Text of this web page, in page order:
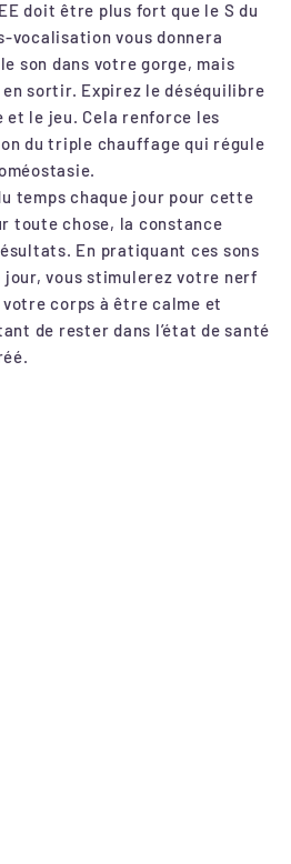
doit être plus fort que le S du
vocalisation vous donnera
son dans votre gorge, mais
sortir. Expirez le déséquilibre
et le jeu. Cela renforce les
du triple chauffage qui régule
temps chaque jour pour cette
toute chose, la constance
En pratiquant ces sons
vous stimulerez votre nerf
corps à être calme et
de rester dans l’état de santé